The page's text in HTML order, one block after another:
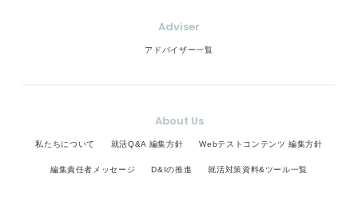
Adviser
アドバイザー一覧
About Us
私たちについて 就活Q&A 編集方針 Webテストコンテンツ 編集方針
編集責任者メッセージ D&Iの推進 就活対策資料&ツール一覧